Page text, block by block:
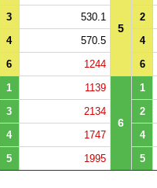
5
3 530.1 2
4 570.5 4
6 1244 6
1 1139
6
1
3 2134 2
4 1747 4
5 1995 5